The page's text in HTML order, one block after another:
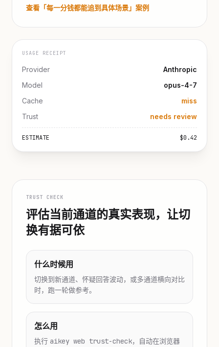
查看「每一分钱都能追到具体场景」案例
USAGE RECEIPT
Provider
Anthropic
Model
opus-4-7
Cache
miss
Trust
needs review
ESTIMATE $0.42
TRUST CHECK
评估当前通道的真实表现，让切
换有据可依
什么时候用
切换到新通道、怀疑回答波动，或多通道横向对比
时，跑一轮做参考。
怎么用
执行 aikey web trust-check，自动在浏览器